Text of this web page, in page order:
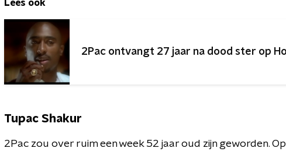
Lees ook
2Pac ontvangt 27 jaar na dood ster op
Tupac Shakur
2Pac zou over ruim een week 52 jaar oud zijn geworden.